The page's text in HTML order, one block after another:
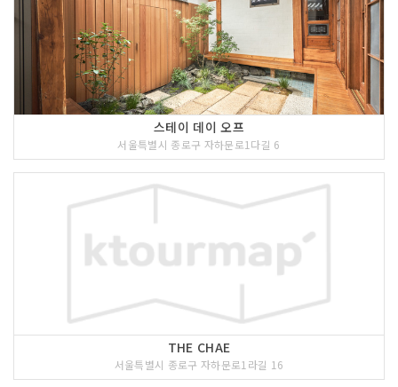
스테이 데이 오프
서울특별시 종로구 자하문로1다길 6
THE CHAE
서울특별시 종로구 자하문로1라길 16